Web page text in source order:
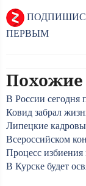
ПЕРВЫМ
Похожие
В России сегодня
Ковид забрал
Липецкие
Всероссийском
Процесс избиения
В Курске будет